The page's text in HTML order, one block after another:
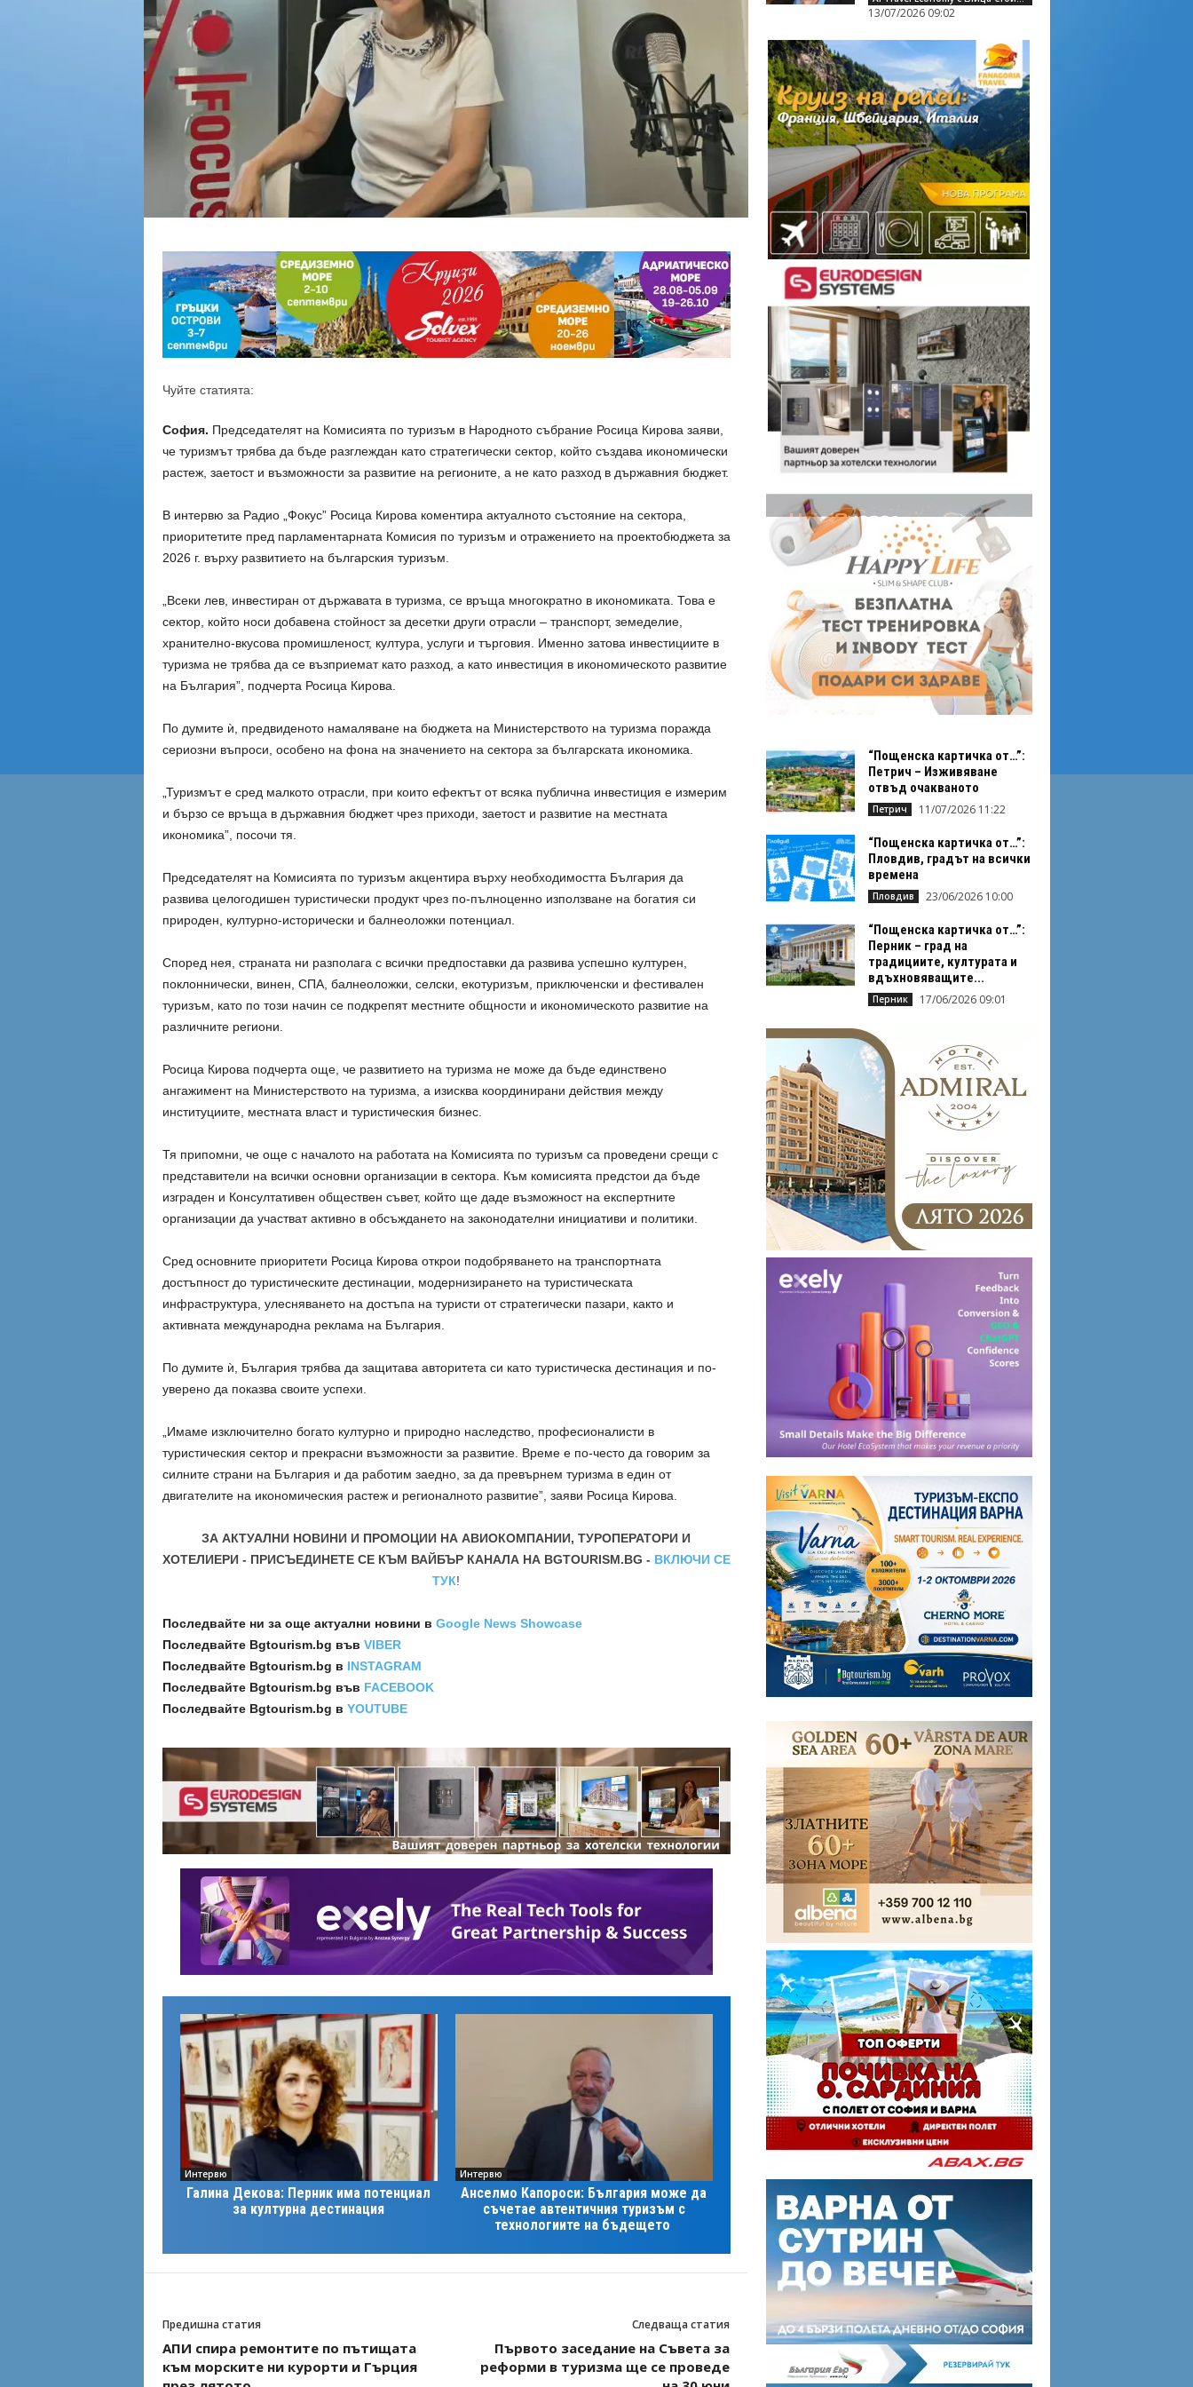
Чуйте статията:
София. Председателят на Комисията по туризъм в Народното събрание Росица Кирова заяви,
че туризмът трябва да бъде разглеждан като стратегически сектор, който създава икономически
растеж, заетост и възможности за развитие на регионите, а не като разход в държавния бюджет.
В интервю за Радио „Фокус” Росица Кирова коментира актуалното състояние на сектора,
приоритетите пред парламентарната Комисия по туризъм и отражението на проектобюджета за
2026 г. върху развитието на българския туризъм.
„Всеки лев, инвестиран от държавата в туризма, се връща многократно в икономиката. Това е
сектор, който носи добавена стойност за десетки други отрасли – транспорт, земеделие,
хранително-вкусова промишленост, култура, услуги и търговия. Именно затова инвестициите в
туризма не трябва да се възприемат като разход, а като инвестиция в икономическото развитие
на България”, подчерта Росица Кирова.
По думите ѝ, предвиденото намаляване на бюджета на Министерството на туризма поражда
сериозни въпроси, особено на фона на значението на сектора за българската икономика.
„Туризмът е сред малкото отрасли, при които ефектът от всяка публична инвестиция е измерим
и бързо се връща в държавния бюджет чрез приходи, заетост и развитие на местната
икономика”, посочи тя.
Председателят на Комисията по туризъм акцентира върху необходимостта България да
развива целогодишен туристически продукт чрез по-пълноценно използване на богатия си
природен, културно-исторически и балнеоложки потенциал.
Според нея, страната ни разполага с всички предпоставки да развива успешно културен,
поклоннически, винен, СПА, балнеоложки, селски, екотуризъм, приключенски и фестивален
туризъм, като по този начин се подкрепят местните общности и икономическото развитие на
различните региони.
Росица Кирова подчерта още, че развитието на туризма не може да бъде единствено
ангажимент на Министерството на туризма, а изисква координирани действия между
институциите, местната власт и туристическия бизнес.
Тя припомни, че още с началото на работата на Комисията по туризъм са проведени срещи с
представители на всички основни организации в сектора. Към комисията предстои да бъде
изграден и Консултативен обществен съвет, който ще даде възможност на експертните
организации да участват активно в обсъждането на законодателни инициативи и политики.
Сред основните приоритети Росица Кирова открои подобряването на транспортната
достъпност до туристическите дестинации, модернизирането на туристическата
инфраструктура, улесняването на достъпа на туристи от стратегически пазари, както и
активната международна реклама на България.
По думите ѝ, България трябва да защитава авторитета си като туристическа дестинация и по-
уверено да показва своите успехи.
„Имаме изключително богато културно и природно наследство, професионалисти в
туристическия сектор и прекрасни възможности за развитие. Време е по-често да говорим за
силните страни на България и да работим заедно, за да превърнем туризма в един от
двигателите на икономическия растеж и регионалното развитие”, заяви Росица Кирова.
ЗА АКТУАЛНИ НОВИНИ И ПРОМОЦИИ НА АВИОКОМПАНИИ, ТУРОПЕРАТОРИ И
ХОТЕЛИЕРИ - ПРИСЪЕДИНЕТЕ СЕ КЪМ ВАЙБЪР КАНАЛА НА BGTOURISM.BG - ВКЛЮЧИ СЕ
ТУК!
Последвайте ни за още актуални новини в Google News Showcase
Последвайте Bgtourism.bg във VIBER
Последвайте Bgtourism.bg в INSTAGRAM
Последвайте Bgtourism.bg във FACEBOOK
Последвайте Bgtourism.bg в YOUTUBE
Интервю
Галина Декова: Перник има потенциал
за културна дестинация
Интервю
Анселмо Капороси: България може да
съчетае автентичния туризъм с
технологиите на бъдещето
Предишна статия
АПИ спира ремонтите по пътищата
към морските ни курорти и Гърция
Следваща статия
Първото заседание на Съвета за
реформи в туризма ще се проведе
13/07/2026 09:02
“Пощенска картичка от…”:
Петрич – Изживяване
отвъд очакваното
Петрич 11/07/2026 11:22
“Пощенска картичка от…”:
Пловдив, градът на всички
времена
Пловдив 23/06/2026 10:00
“Пощенска картичка от…”:
Перник – град на
традициите, културата и
вдъхновяващите...
Перник 17/06/2026 09:01